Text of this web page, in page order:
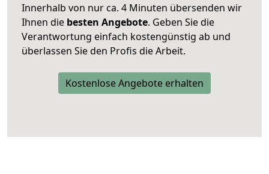
Innerhalb von nur ca. 4 Minuten übersenden wir
Ihnen die besten Angebote. Geben Sie die
Verantwortung einfach kostengünstig ab und
überlassen Sie den Profis die Arbeit.
Kostenlose Angebote erhalten